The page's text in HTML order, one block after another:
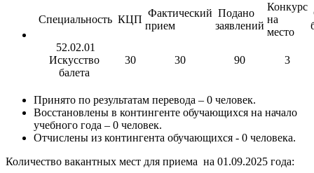
Специальность КЦП
Фактический
прием
Подано
заявлений
Конкурс
на
место
52.02.01
Искусство
балета
30 30 90 3
Принято по результатам перевода – 0 человек.
Восстановлены в контингенте обучающихся на начало
учебного года – 0 человек.
Отчислены из контингента обучающихся - 0 человека.
Количество вакантных мест для приема на 01.09.2025 года: